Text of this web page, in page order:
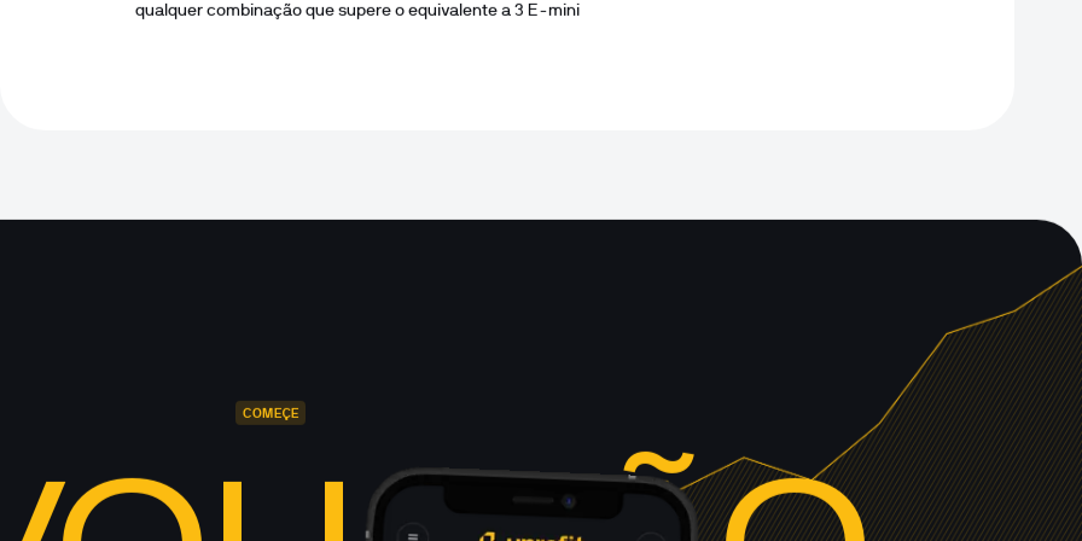
qualquer combinação que supere o equivalente a 3 E-mini
COMEÇE